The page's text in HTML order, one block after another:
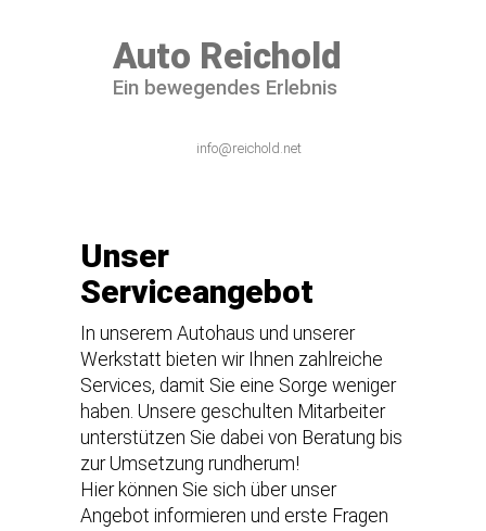
Auto Reichold
Ein bewegendes Erlebnis
info@reichold.net
Unser
Serviceangebot
In unserem Autohaus und unserer
Werkstatt bieten wir Ihnen zahlreiche
Services, damit Sie eine Sorge weniger
haben. Unsere geschulten Mitarbeiter
unterstützen Sie dabei von Beratung bis
zur Umsetzung rundherum!
Hier können Sie sich über unser
Angebot informieren und erste Fragen